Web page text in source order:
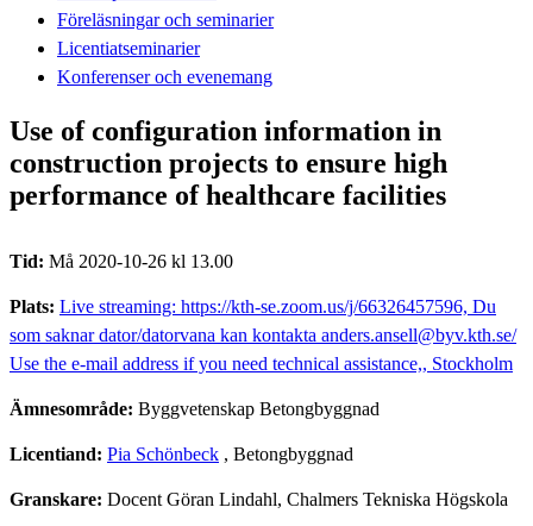
Föreläsningar och seminarier
Licentiatseminarier
Konferenser och evenemang
Use of configuration information in
construction projects to ensure high
performance of healthcare facilities
Tid: Må 2020-10-26 kl 13.00
Plats: Live streaming: https://kth-se.zoom.us/j/66326457596, Du
som saknar dator/datorvana kan kontakta anders.ansell@byv.kth.se/
Use the e-mail address if you need technical assistance,, Stockholm
Ämnesområde: Byggvetenskap Betongbyggnad
Licentiand: Pia Schönbeck , Betongbyggnad
Granskare: Docent Göran Lindahl, Chalmers Tekniska Högskola